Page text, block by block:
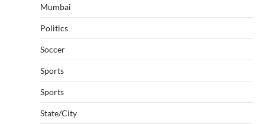
Mumbai
Politics
Soccer
Sports
Sports
State/City